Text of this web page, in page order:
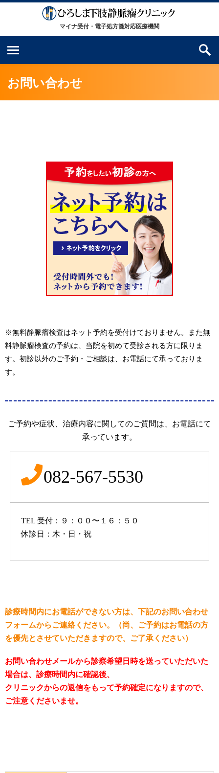
お問い合わせ
※無料静脈瘤検査はネット予約を受付けておりません。また無
料静脈瘤検査の予約は、当院を初めて受診される方に限りま
す。初診以外のご予約・ご相談は、お電話にて承っておりま
す。
ご予約や症状、治療内容に関してのご質問は、お電話にて
承っています。
082-567-5530
TEL 受付：９：００〜１６：５０
休診日：木・日・祝
診療時間内にお電話ができない方は、下記のお問い合わせ
フォームからご連絡ください。（尚、ご予約はお電話の方
を優先とさせていただきますので、ご了承ください）
お問い合わせメールから診察希望日時を送っていただいた
場合は、診療時間内に確認後、
クリニックからの返信をもって予約確定になりますので、
ご注意くださいませ。